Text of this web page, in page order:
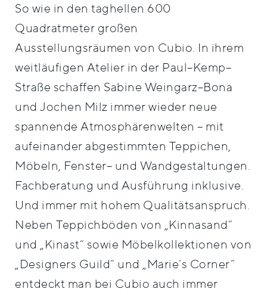
So wie in den taghellen 600
Quadratmeter großen
Ausstellungsräumen von Cubio. In ihrem
weitläufigen Atelier in der Paul–Kemp–
Straße schaffen Sabine Weingarz–Bona
und Jochen Milz immer wieder neue
spannende Atmosphärenwelten – mit
aufeinander abgestimmten Teppichen,
Möbeln, Fenster– und Wandgestaltungen.
Fachberatung und Ausführung inklusive.
Und immer mit hohem Qualitätsanspruch.
Neben Teppichböden von „Kinnasand“
und „Kinast“ sowie Möbelkollektionen von
„Designers Guild“ und „Marie’s Corner“
entdeckt man bei Cubio auch immer